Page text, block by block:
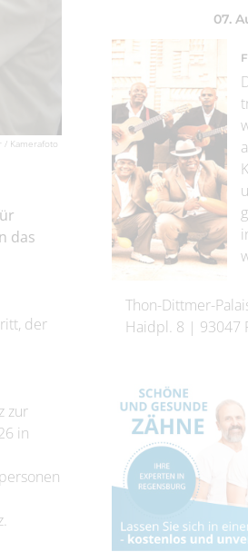
Kamerafoto
das
der
zur
in
07.
Thon-Dittmer-
Haidpl. 8 | 93047